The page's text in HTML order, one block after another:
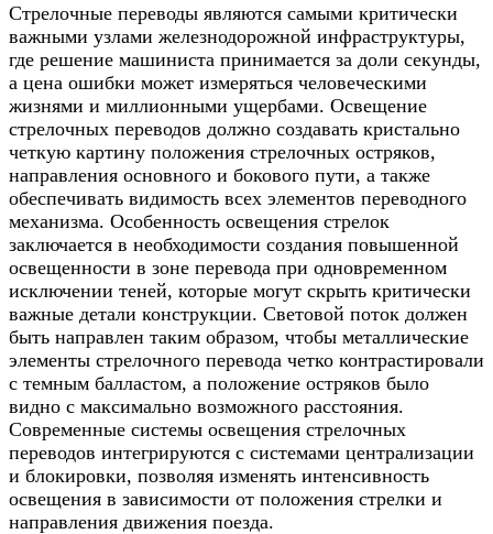
Стрелочные переводы являются самыми критически
важными узлами железнодорожной инфраструктуры,
где решение машиниста принимается за доли секунды,
а цена ошибки может измеряться человеческими
жизнями и миллионными ущербами. Освещение
стрелочных переводов должно создавать кристально
четкую картину положения стрелочных остряков,
направления основного и бокового пути, а также
обеспечивать видимость всех элементов переводного
механизма. Особенность освещения стрелок
заключается в необходимости создания повышенной
освещенности в зоне перевода при одновременном
исключении теней, которые могут скрыть критически
важные детали конструкции. Световой поток должен
быть направлен таким образом, чтобы металлические
элементы стрелочного перевода четко контрастировали
с темным балластом, а положение остряков было
видно с максимально возможного расстояния.
Современные системы освещения стрелочных
переводов интегрируются с системами централизации
и блокировки, позволяя изменять интенсивность
освещения в зависимости от положения стрелки и
направления движения поезда.